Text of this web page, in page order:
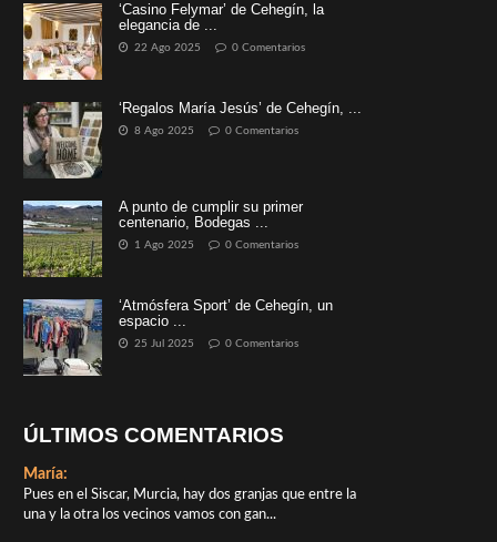
‘Casino Felymar’ de Cehegín, la
elegancia de ...
22 Ago 2025 0 Comentarios
‘Regalos María Jesús’ de Cehegín, ...
8 Ago 2025 0 Comentarios
A punto de cumplir su primer
centenario, Bodegas ...
1 Ago 2025 0 Comentarios
‘Atmósfera Sport’ de Cehegín, un
espacio ...
25 Jul 2025 0 Comentarios
ÚLTIMOS COMENTARIOS
María:
Pues en el Siscar, Murcia, hay dos granjas que entre la
una y la otra los vecinos vamos con gan...